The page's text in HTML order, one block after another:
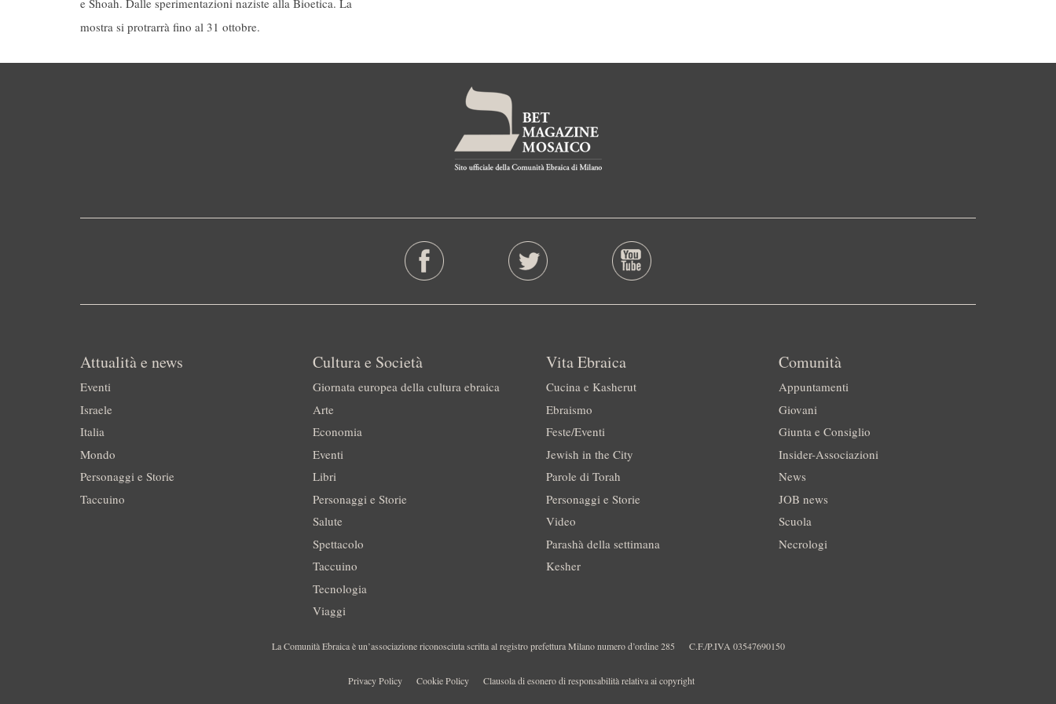
e Shoah. Dalle sperimentazioni naziste alla Bioetica. La
mostra si protrarrà fino al 31 ottobre.
Attualità e news
Eventi
Israele
Italia
Mondo
Personaggi e Storie
Taccuino
Cultura e Società
Giornata europea della cultura ebraica
Arte
Economia
Eventi
Libri
Personaggi e Storie
Salute
Spettacolo
Taccuino
Tecnologia
Viaggi
Vita Ebraica
Cucina e Kasherut
Ebraismo
Feste/Eventi
Jewish in the City
Parole di Torah
Personaggi e Storie
Video
Parashà della settimana
Kesher
Comunità
Appuntamenti
Giovani
Giunta e Consiglio
Insider-Associazioni
News
JOB news
Scuola
Necrologi
La Comunità Ebraica è un’associazione riconosciuta scritta al registro prefettura Milano numero d’ordine 285 C.F./P.IVA 03547690150
Privacy Policy Cookie Policy Clausola di esonero di responsabilità relativa ai copyright